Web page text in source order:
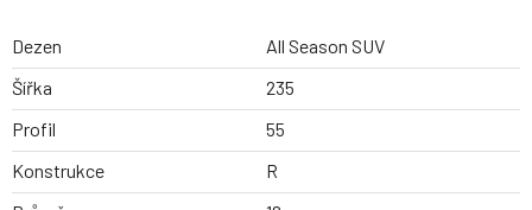
Dezen
All Season SUV
Šířka
235
Profil
55
Konstrukce
R